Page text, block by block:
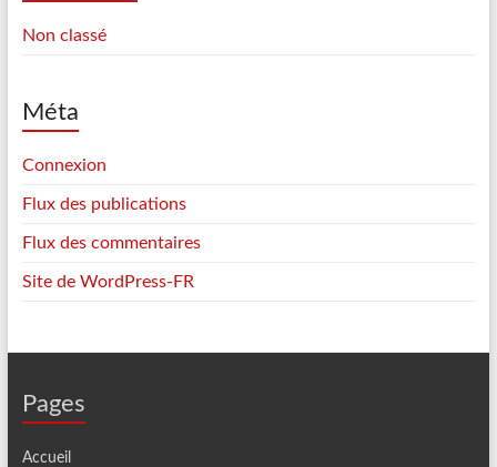
Non classé
Méta
Connexion
Flux des publications
Flux des commentaires
Site de WordPress-FR
Pages
Accueil